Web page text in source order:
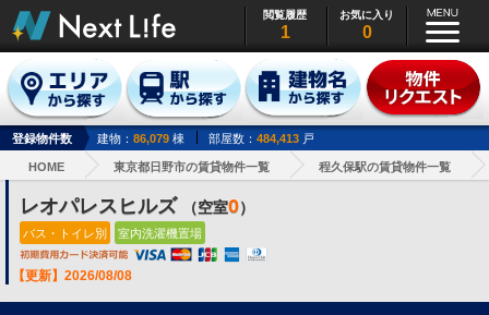
閲覧履歴
1
お気に入り
0
登録物件数 建物： 86,079 棟 部屋数： 484,413 戸
HOME 東京都日野市の賃貸物件一覧 程久保駅の賃貸物件一覧
レオパレスヒルズ （空室0）
バス・トイレ別 室内洗濯機置場
【更新】2026/08/08